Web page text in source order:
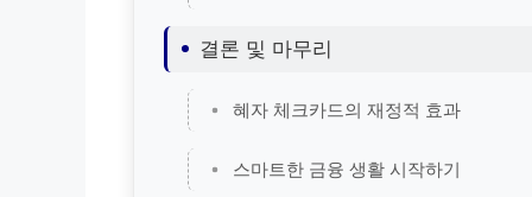
결론 및 마무리
혜자 체크카드의 재정적 효과
스마트한 금융 생활 시작하기